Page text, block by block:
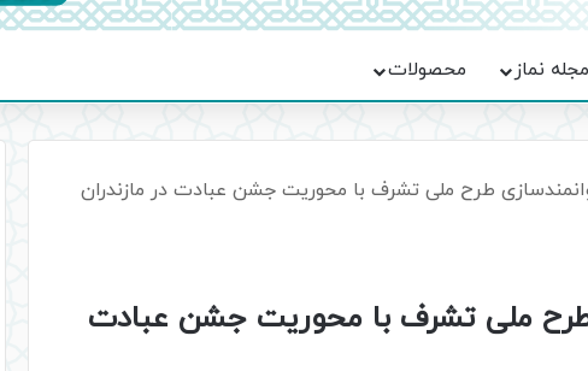
مجله نماز محصولات
طرح ملی تشرف با محوریت جشن عبادت در مازندران
طرح ملی تشرف با محوریت جشن عبادت